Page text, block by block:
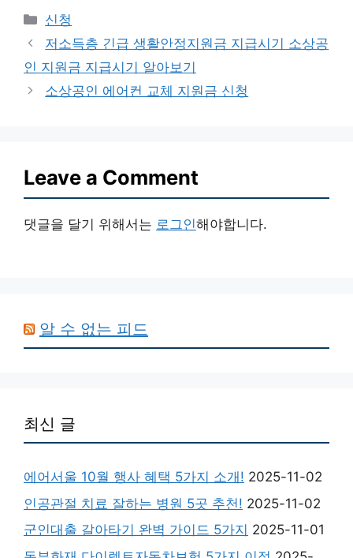
Categories
신청
저소득층 긴급 생활안정지원금 지급시기 소상공
인 지원금 지급시기 알아보기
소상공인 에어컨 교체 지원금 신청
Leave a Comment
댓글을 달기 위해서는 로그인해야합니다.
알 수 없는 피드
최신 글
에어서울 10월 행사 혜택 5가지 소개! 2025-11-02
인공관절 치료 잘하는 병원 5곳 추천! 2025-11-02
군인대출 갈아타기 완벽 가이드 5가지 2025-11-01